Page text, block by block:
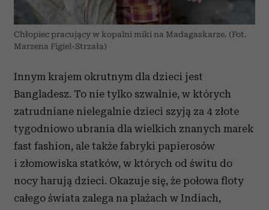
Chłopiec pracujący w kopalni miki na Madagaskarze. (Fot.
Marzena Figiel-Strzała)
Innym krajem okrutnym dla dzieci jest
Bangladesz. To nie tylko szwalnie, w których
zatrudniane nielegalnie dzieci szyją za 4 złote
tygodniowo ubrania dla wielkich znanych marek
fast fashion, ale także fabryki papierosów
i złomowiska statków, w których od świtu do
nocy harują dzieci. Okazuje się, że połowa floty
całego świata zalega na plażach w Indiach,